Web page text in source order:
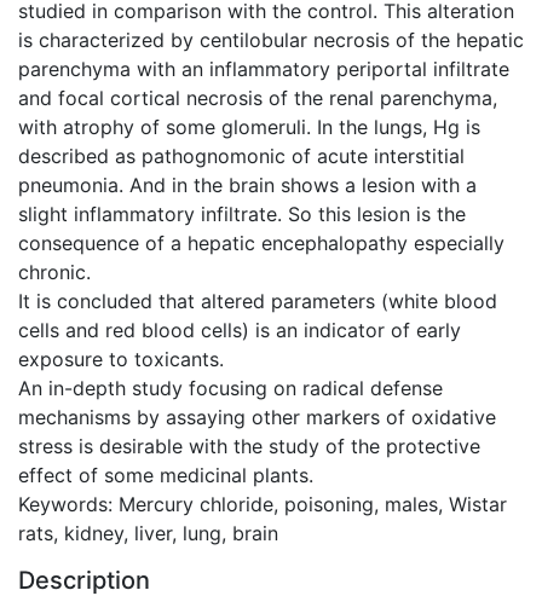
studied in comparison with the control. This alteration
is characterized by centilobular necrosis of the hepatic
parenchyma with an inflammatory periportal infiltrate
and focal cortical necrosis of the renal parenchyma,
with atrophy of some glomeruli. In the lungs, Hg is
described as pathognomonic of acute interstitial
pneumonia. And in the brain shows a lesion with a
slight inflammatory infiltrate. So this lesion is the
consequence of a hepatic encephalopathy especially
chronic.
It is concluded that altered parameters (white blood
cells and red blood cells) is an indicator of early
exposure to toxicants.
An in-depth study focusing on radical defense
mechanisms by assaying other markers of oxidative
stress is desirable with the study of the protective
effect of some medicinal plants.
Keywords: Mercury chloride, poisoning, males, Wistar
rats, kidney, liver, lung, brain
Description